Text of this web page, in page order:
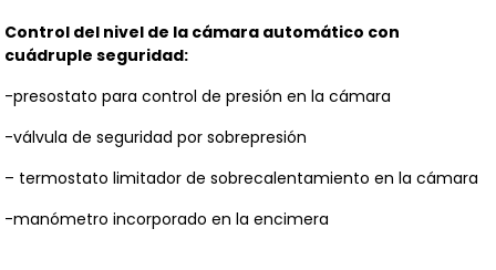
Control del nivel de la cámara automático con
cuádruple seguridad:
-presostato para control de presión en la cámara
-válvula de seguridad por sobrepresión
– termostato limitador de sobrecalentamiento en la cámara
-manómetro incorporado en la encimera